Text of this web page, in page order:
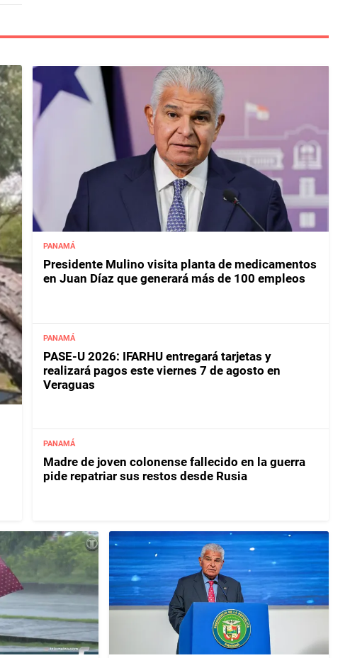
PANAMÁ
Presidente Mulino visita planta de medicamentos
en Juan Díaz que generará más de 100 empleos
PANAMÁ
PASE-U 2026: IFARHU entregará tarjetas y
realizará pagos este viernes 7 de agosto en
Veraguas
PANAMÁ
Madre de joven colonense fallecido en la guerra
pide repatriar sus restos desde Rusia